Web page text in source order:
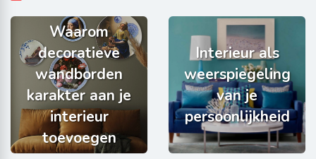
Waarom
decoratieve
wandborden
karakter aan je
interieur
toevoegen
Interieur als
weerspiegeling
van je
persoonlijkheid